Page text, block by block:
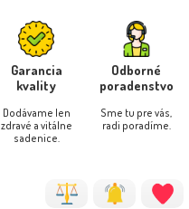
Garancia
kvality
Dodávame len
zdravé a vitálne
sadenice.
Odborné
poradenstvo
Sme tu pre vás,
radi poradíme.